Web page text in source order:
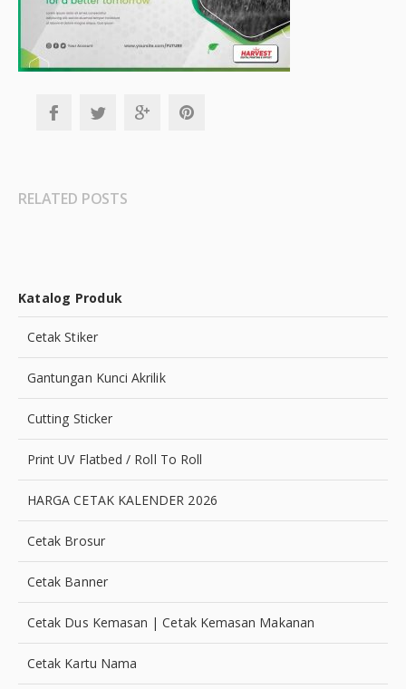
RELATED POSTS
Katalog Produk
Cetak Stiker
Gantungan Kunci Akrilik
Cutting Sticker
Print UV Flatbed / Roll To Roll
HARGA CETAK KALENDER 2026
Cetak Brosur
Cetak Banner
Cetak Dus Kemasan | Cetak Kemasan Makanan
Cetak Kartu Nama